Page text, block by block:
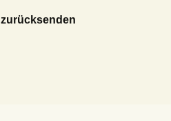
zurücksenden